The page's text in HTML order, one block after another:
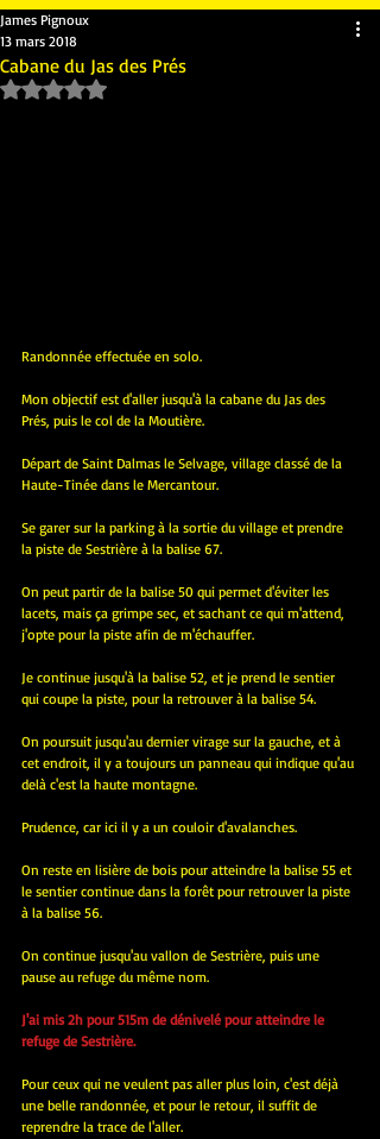
Cabane du Jas des Prés
James Pignoux
13 mars 2018
Noté NaN étoiles sur 5.
Randonnée effectuée en solo.
Mon objectif est d'aller jusqu'à la cabane du Jas des
Prés, puis le col de la Moutière.
Départ de Saint Dalmas le Selvage, village classé de la
Haute-Tinée dans le Mercantour.
Se garer sur la parking à la sortie du village et prendre
la piste de Sestrière à la balise 67.
On peut partir de la balise 50 qui permet d'éviter les
lacets, mais ça grimpe sec, et sachant ce qui m'attend,
j'opte pour la piste afin de m'échauffer.
Je continue jusqu'à la balise 52, et je prend le sentier
qui coupe la piste, pour la retrouver à la balise 54.
On poursuit jusqu'au dernier virage sur la gauche, et à
cet endroit, il y a toujours un panneau qui indique qu'au
delà c'est la haute montagne.
Prudence, car ici il y a un couloir d'avalanches.
On reste en lisière de bois pour atteindre la balise 55 et
le sentier continue dans la forêt pour retrouver la piste
à la balise 56.
On continue jusqu'au vallon de Sestrière, puis une
pause au refuge du même nom.
J'ai mis 2h pour 515m de dénivelé pour atteindre le
refuge de Sestrière.
Pour ceux qui ne veulent pas aller plus loin, c'est déjà
une belle randonnée, et pour le retour, il suffit de
reprendre la trace de l'aller.